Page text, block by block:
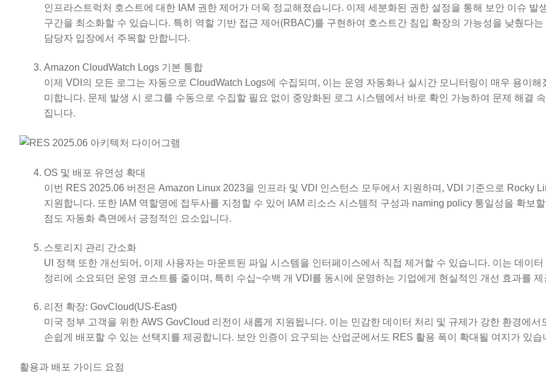
인프라스트럭처 호스트에 대한 IAM 권한 제어가 더욱 정교해졌습니다. 이제 세분화된 권한 설정을 통해 보안 이슈 발
구간을 최소화할 수 있습니다. 특히 역할 기반 접근 제어(RBAC)를 구현하여 호스트간 침입 확장의 가능성을 낮췄다는
담당자 입장에서 주목할 만합니다.
Amazon CloudWatch Logs 기본 통합
이제 VDI의 모든 로그는 자동으로 CloudWatch Logs에 수집되며, 이는 운영 자동화나 실시간 모니터링이 매우 용이해
미합니다. 문제 발생 시 로그를 수동으로 수집할 필요 없이 중앙화된 로그 시스템에서 바로 확인 가능하여 문제 해결
집니다.
OS 및 배포 유연성 확대
이번 RES 2025.06 버전은 Amazon Linux 2023을 인프라 및 VDI 인스턴스 모두에서 지원하며, VDI 기준으로 Rocky
지원합니다. 또한 IAM 역할명에 접두사를 지정할 수 있어 IAM 리소스 시스템적 구성과 naming policy 통일성을 확보
점도 자동화 측면에서 긍정적인 요소입니다.
스토리지 관리 간소화
UI 정책 또한 개선되어, 이제 사용자는 마운트된 파일 시스템을 인터페이스에서 직접 제거할 수 있습니다. 이는 데이
정리에 소요되던 운영 코스트를 줄이며, 특히 수십~수백 개 VDI를 동시에 운영하는 기업에게 현실적인 개선 효과를
리전 확장: GovCloud(US-East)
미국 정부 고객을 위한 AWS GovCloud 리전이 새롭게 지원됩니다. 이는 민감한 데이터 처리 및 규제가 강한 환경에서
손쉽게 배포할 수 있는 선택지를 제공합니다. 보안 인증이 요구되는 산업군에서도 RES 활용 폭이 확대될 여지가 있습
활용과 배포 가이드 요점